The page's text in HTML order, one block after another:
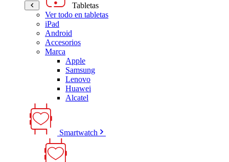
Tabletas
Ver todo en tabletas
iPad
Android
Accesorios
Marca
Apple
Samsung
Lenovo
Huawei
Alcatel
Smartwatch